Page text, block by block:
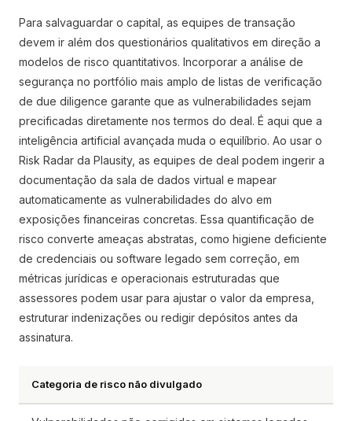
Para salvaguardar o capital, as equipes de transação
devem ir além dos questionários qualitativos em direção a
modelos de risco quantitativos. Incorporar a análise de
segurança no portfólio mais amplo de listas de verificação
de due diligence garante que as vulnerabilidades sejam
precificadas diretamente nos termos do deal. É aqui que a
inteligência artificial avançada muda o equilíbrio. Ao usar o
Risk Radar da Plausity, as equipes de deal podem ingerir a
documentação da sala de dados virtual e mapear
automaticamente as vulnerabilidades do alvo em
exposições financeiras concretas. Essa quantificação de
risco converte ameaças abstratas, como higiene deficiente
de credenciais ou software legado sem correção, em
métricas jurídicas e operacionais estruturadas que
assessores podem usar para ajustar o valor da empresa,
estruturar indenizações ou redigir depósitos antes da
assinatura.
Categoria de risco não divulgado